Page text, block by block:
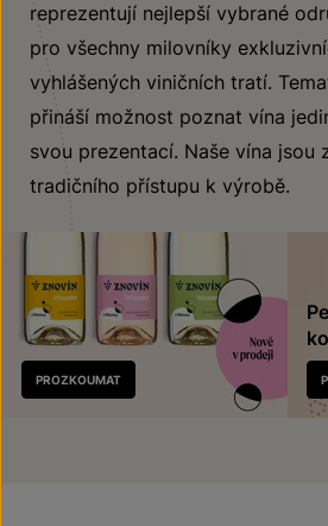
reprezentují nejlepší vybrané
pro všechny milovníky
vyhlášených viničních tratí.
přináší možnost poznat vína
svou prezentací. Naše vína jsou
tradičního přístupu k výrobě.
Nově
v prodeji
PROZKOUMAT